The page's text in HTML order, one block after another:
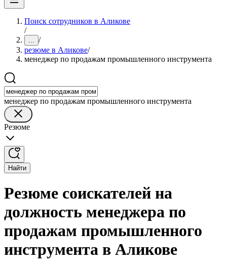
Поиск сотрудников в Аликове
/
... /
резюме в Аликове/
менеджер по продажам промышленного инструмента
менеджер по продажам промышленного инструмента
Резюме
Найти
Резюме соискателей на
должность менеджера по
продажам промышленного
инструмента в Аликове